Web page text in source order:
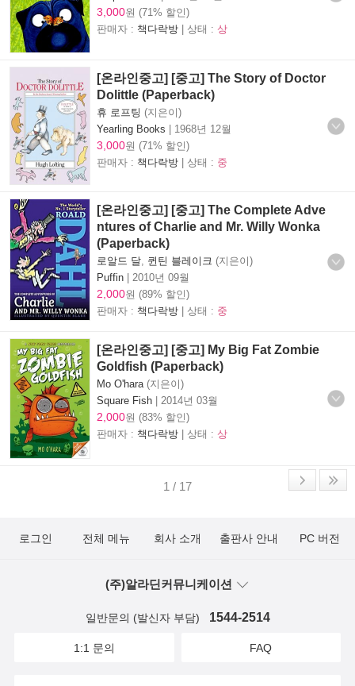
3,000원 (71% 할인)
판매자 : 책다락방 | 상태 : 상
[온라인중고] [중고] The Story of Doctor
Dolittle (Paperback)
휴 로프팅 (지은이)
Yearling Books | 1968년 12월
3,000원 (71% 할인)
판매자 : 책다락방 | 상태 : 중
[온라인중고] [중고] The Complete Adve
ntures of Charlie and Mr. Willy Wonka
(Paperback)
로알드 달 퀸틴 블레이크 (지은이)
Puffin | 2010년 09월
2,000원 (89% 할인)
판매자 : 책다락방 | 상태 : 중
[온라인중고] [중고] My Big Fat Zombie
Goldfish (Paperback)
Mo O'hara (지은이)
Square Fish | 2014년 03월
2,000원 (83% 할인)
판매자 : 책다락방 | 상태 : 상
1 / 17
로그인 전체 메뉴 회사 소개 출판사 안내 PC 버전
(주)알라딘커뮤니케이션
일반문의 (발신자 부담) 1544-2514
1:1 문의 FAQ